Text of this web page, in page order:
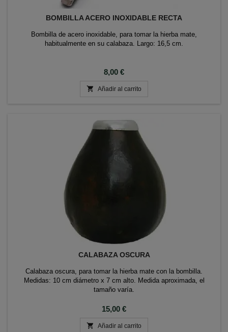
BOMBILLA ACERO INOXIDABLE RECTA
Bombilla de acero inoxidable, para tomar la hierba mate,
habitualmente en su calabaza. Largo: 16,5 cm.
Precio
8,00 €
 Añadir al carrito
CALABAZA OSCURA
Calabaza oscura, para tomar la hierba mate con la bombilla.
Medidas: 10 cm diámetro x 7 cm alto. Medida aproximada, el
tamaño varía.
Precio
15,00 €
 Añadir al carrito